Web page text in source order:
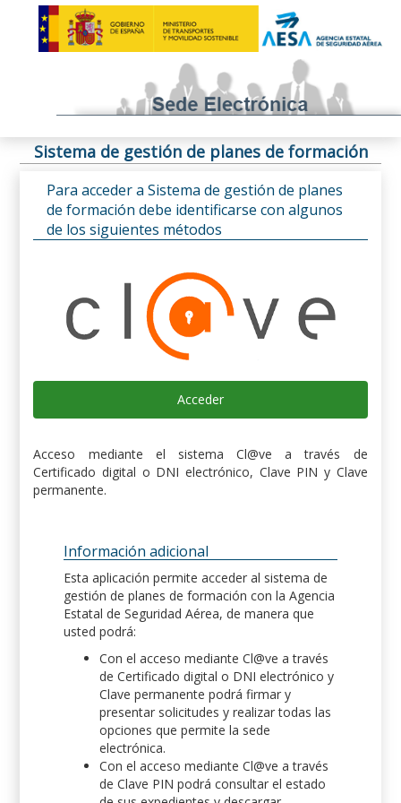
Sistema de gestión de planes de formación
Para acceder a Sistema de gestión de planes
de formación debe identificarse con algunos
de los siguientes métodos
Acceder
Acceso mediante el sistema Cl@ve a través de
Certificado digital o DNI electrónico, Clave PIN y Clave
permanente.
Información adicional
Esta aplicación permite acceder al sistema de
gestión de planes de formación con la Agencia
Estatal de Seguridad Aérea, de manera que
usted podrá:
Con el acceso mediante Cl@ve a través
de Certificado digital o DNI electrónico y
Clave permanente podrá firmar y
presentar solicitudes y realizar todas las
opciones que permite la sede
electrónica.
Con el acceso mediante Cl@ve a través
de Clave PIN podrá consultar el estado